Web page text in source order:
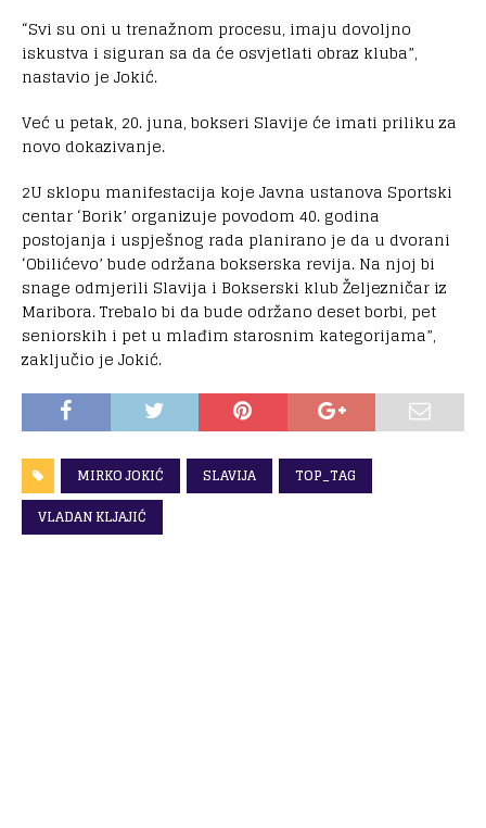
“Svi su oni u trenažnom procesu, imaju dovoljno
iskustva i siguran sa da će osvjetlati obraz kluba”,
nastavio je Jokić.
Već u petak, 20. juna, bokseri Slavije će imati priliku za
novo dokazivanje.
2U sklopu manifestacija koje Javna ustanova Sportski
centar ‘Borik’ organizuje povodom 40. godina
postojanja i uspješnog rada planirano je da u dvorani
‘Obilićevo’ bude održana bokserska revija. Na njoj bi
snage odmjerili Slavija i Bokserski klub Željezničar iz
Maribora. Trebalo bi da bude održano deset borbi, pet
seniorskih i pet u mlađim starosnim kategorijama”,
zaključio je Jokić.
MIRKO JOKIĆ SLAVIJA
TOP_TAG
VLADAN KLJAJIĆ